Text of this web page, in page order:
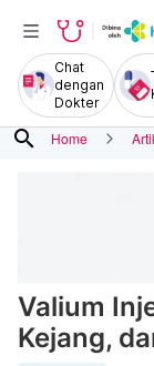
Chat
dengan
Dokter
search Home
Valium
Kejang,